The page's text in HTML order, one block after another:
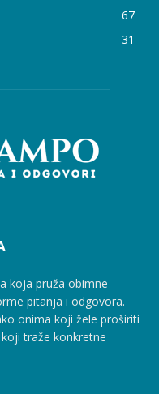
67
31
koja pruža obimne
pitanja i odgovora.
onima koji žele proširiti
traže konkretne